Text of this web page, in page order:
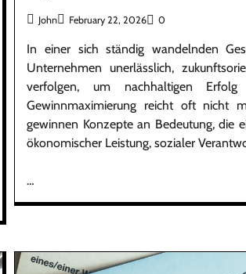
John February 22, 2026 0
In einer sich ständig wandelnden
Unternehmen unerlässlich,
verfolgen, um nachhaltigen
Gewinnmaximierung reicht oft nicht
gewinnen Konzepte an Bedeutung, die
ökonomischer Leistung, sozialer
…